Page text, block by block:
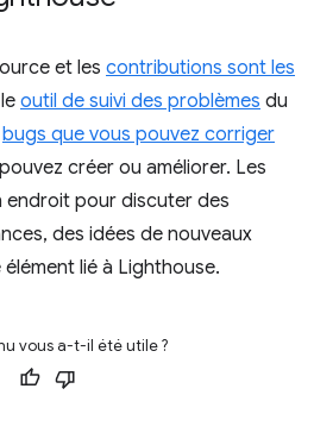
et les contributions sont les
outil de suivi des problèmes du
bugs que vous pouvez corriger
créer ou améliorer. Les
pour discuter des
des idées de nouveaux
lié à Lighthouse.
vous a-t-il été utile ?